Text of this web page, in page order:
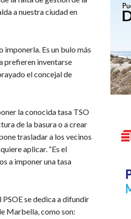
a nuestra ciudad en
imponerla. Es un bulo más
prefieren inventarse
el concejal de
la conocida tasa TSO
de la basura o a crear
trasladar a los vecinos
aplicar. “Es el
a imponer una tasa
se dedica a difundir
Marbella, como son: